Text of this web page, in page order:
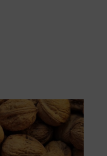
καρυδιά